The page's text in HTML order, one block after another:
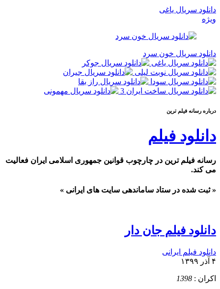
دانلود سریال یاغی
ویژه
دانلود سریال خون سرد
درباره رسانه فيلم ترين
دانلود فیلم
رسانه فیلم ترین در چارچوب قوانین جمهوری اسلامی ایران فعالیت
می کند.
« ثبت شده در ستاد ساماندهی سایت های ایرانی »
دانلود فیلم جان دار
دانلود فیلم ایرانی
۴ آذر ۱۳۹۹
اکران : 1398